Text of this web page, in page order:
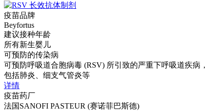
疫苗品牌
Beyfortus
建议接种年龄
所有新生婴儿
可预防的传染病
可预防呼吸道合胞病毒 (RSV) 所引致的严重下呼吸道疾病，
包括肺炎、细支气管炎等
详情
疫苗药厂
法国SANOFI PASTEUR (赛诺菲巴斯德)